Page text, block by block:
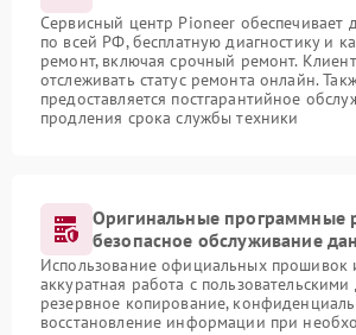
Сервисный центр Pioneer обеспечивает
по всей РФ, бесплатную диагностику и
ремонт, включая срочный ремонт.
отслеживать статус ремонта онлайн.
предоставляется постгарантийное
продления срока службы техники
Оригинальные программные
безопасное обслуживание
Использование официальных прошивок
аккуратная работа с
резервное копирование,
восстановление информации при